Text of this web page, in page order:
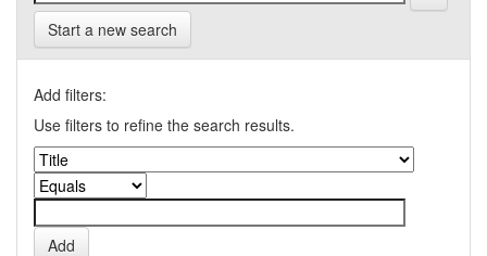
Start a new search
Add filters:
Use filters to refine the search results.